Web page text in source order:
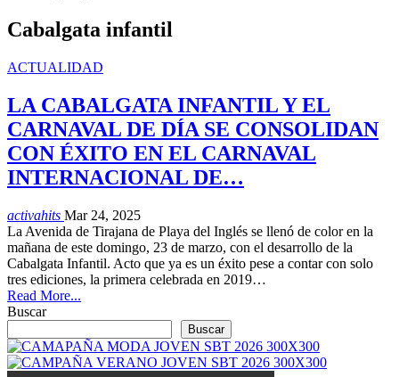
Cabalgata infantil
ACTUALIDAD
LA CABALGATA INFANTIL Y EL
CARNAVAL DE DÍA SE CONSOLIDAN
CON ÉXITO EN EL CARNAVAL
INTERNACIONAL DE…
activahits Mar 24, 2025
La Avenida de Tirajana de Playa del Inglés se llenó de color en la
mañana de este domingo, 23 de marzo, con el desarrollo de la
Cabalgata Infantil. Acto que ya es un éxito pese a contar con solo
tres ediciones, la primera celebrada en 2019…
Read More...
Buscar
Buscar